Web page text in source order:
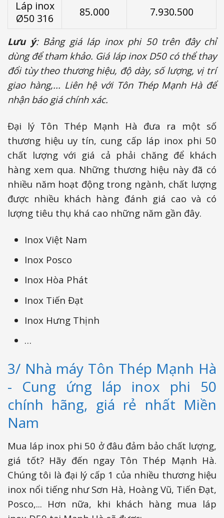
Láp inox
Ø50 316
85.000 7.930.500
Lưu ý: Bảng giá láp inox phi 50 trên đây chỉ
dùng để tham khảo. Giá láp inox D50 có thể thay
đổi tùy theo thương hiệu, độ dày, số lượng, vị trí
giao hàng,... Liên hệ với Tôn Thép Mạnh Hà để
nhận báo giá chính xác.
Đại lý Tôn Thép Mạnh Hà đưa ra một số
thương hiệu uy tín, cung cấp láp inox phi 50
chất lượng với giá cả phải chăng để khách
hàng xem qua. Những thương hiệu này đã có
nhiều năm hoạt động trong ngành, chất lượng
được nhiều khách hàng đánh giá cao và có
lượng tiêu thụ khá cao những năm gần đây.
Inox Việt Nam
Inox Posco
Inox Hòa Phát
Inox Tiến Đạt
Inox Hưng Thịnh
…
3/ Nhà máy Tôn Thép Mạnh Hà
- Cung ứng láp inox phi 50
chính hãng, giá rẻ nhất Miền
Nam
Mua láp inox phi 50 ở đâu đảm bảo chất lượng,
giá tốt? Hãy đến ngay Tôn Thép Mạnh Hà.
Chúng tôi là đại lý cấp 1 của nhiều thương hiệu
inox nổi tiếng như Sơn Hà, Hoàng Vũ, Tiến Đạt,
Posco,... Hơn nữa, khi khách hàng mua láp